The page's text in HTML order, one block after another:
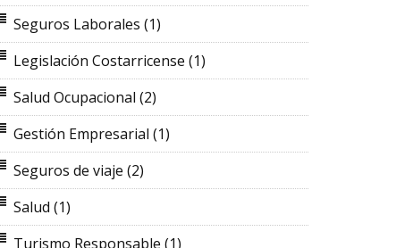
Seguros Laborales (1)
Legislación Costarricense (1)
Salud Ocupacional (2)
Gestión Empresarial (1)
Seguros de viaje (2)
Salud (1)
Turismo Responsable (1)